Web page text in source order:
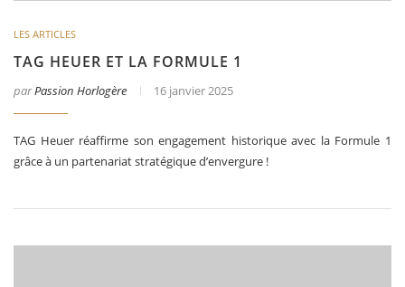
LES ARTICLES
TAG HEUER ET LA FORMULE 1
parPassion Horlogère 16 janvier 2025
TAG Heuer réaffirme son engagement historique avec la Formule 1
grâce à un partenariat stratégique d’envergure !